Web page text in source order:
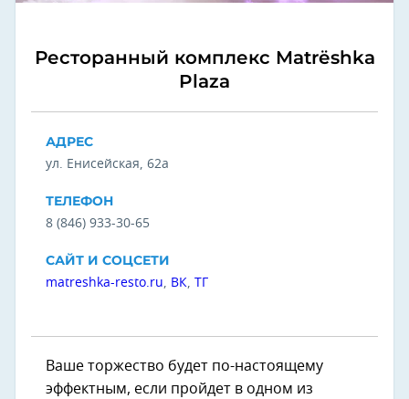
Ресторанный комплекс Matrёshka
Plaza
АДРЕС
ул. Енисейская, 62а
ТЕЛЕФОН
8 (846) 933-30-65
САЙТ И СОЦСЕТИ
matreshka-resto.ru, ВК, ТГ
Ваше торжество будет по-настоящему
эффектным, если пройдет в одном из